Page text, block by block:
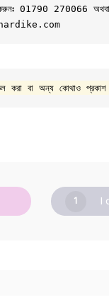
করুনঃ 01790 270066
করা বা অন্য কোথাও
1 I